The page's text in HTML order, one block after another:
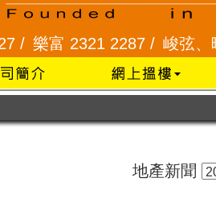
樂富 2321 2287 / 峻弦、曉
地產新聞